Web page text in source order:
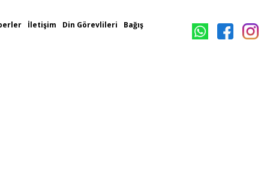
İletişim Din Görevlileri Bağış